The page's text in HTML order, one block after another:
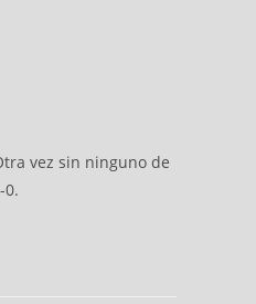
vez sin ninguno de
0.